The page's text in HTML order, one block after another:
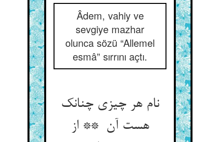
Âdem, vahiy ve
sevgiye mazhar
olunca sözü “Allemel
esmâ” sırrını açtı.
نام هر چیزی چنانک
هست آن ** از